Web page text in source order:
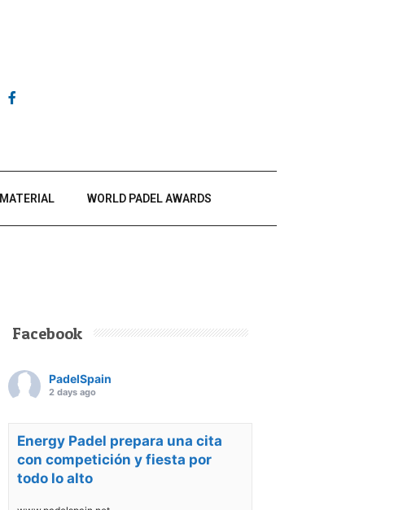
MATERIAL WORLD PADEL AWARDS
Facebook
PadelSpain
2 days ago
Energy Padel prepara una cita
con competición y fiesta por
todo lo alto